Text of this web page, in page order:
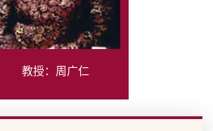
教授：周广仁